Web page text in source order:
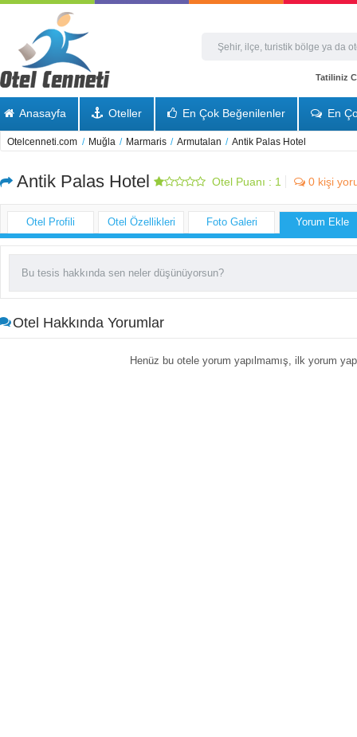
Tatiliniz
Anasayfa Oteller En Çok Beğenilenler En
Otelcenneti.com / Muğla / Marmaris / Armutalan / Antik Palas Hotel
Antik Palas Hotel Otel Puanı : 1 0 kişi
Otel Profili Otel Özellikleri Foto Galeri Yorum Ekle
Otel Hakkında Yorumlar
Henüz bu otele yorum yapılmamış, ilk yorum